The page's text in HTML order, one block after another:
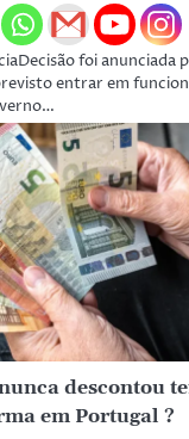
foi anunciada
entrar em
descontou
em Portugal ?